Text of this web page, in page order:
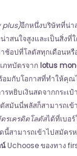
plus)อีกหนึ่งบริษัทที่น่า
สนใจสูงและเป็นสิ่งที่
ช้อปที่โลตัสทุกเดือนหรื
ภทบัตรจาก lotus
อมกับโอกาสที่ทำให้คุ
ยิบเงินสดจากกระเป๋
สมันนี่พลัสก็สามารถเข้
รเครดิตโลตัสได้ที่เบอร์
สามารถเข้าไปสมัคร
น์Uchoose ของทาง